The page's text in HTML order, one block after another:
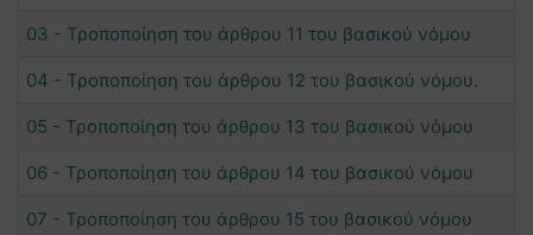
03 - Τροποποίηση του άρθρου 11 του βασικού νόμου
04 - Τροποποίηση του άρθρου 12 του βασικού νόμου.
05 - Τροποποίηση του άρθρου 13 του βασικού νόμου
06 - Τροποποίηση του άρθρου 14 του βασικού νόμου
07 - Τροποποίηση του άρθρου 15 του βασικού νόμου